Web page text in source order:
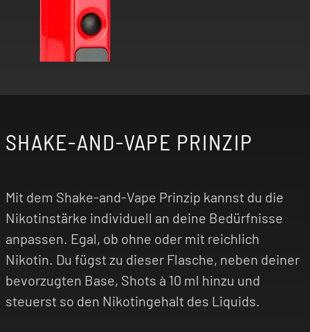
SHAKE-AND-VAPE PRINZIP
Mit dem Shake-and-Vape Prinzip kannst du die
Nikotinstärke individuell an deine Bedürfnisse
anpassen. Egal, ob ohne oder mit reichlich
Nikotin. Du fügst zu dieser Flasche, neben deiner
bevorzugten Base, Shots à 10 ml hinzu und
steuerst so den Nikotingehalt des Liquids.